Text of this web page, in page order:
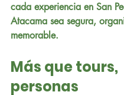
cada experiencia en San
Atacama sea segura,
memorable.
Más que tours,
personas